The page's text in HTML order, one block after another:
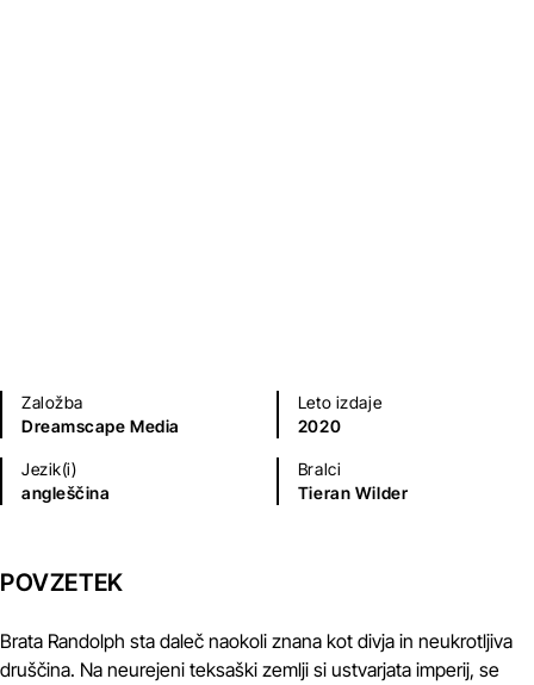
Založba
Dreamscape Media
Leto izdaje
2020
Jezik(i)
angleščina
Bralci
Tieran Wilder
POVZETEK
Brata Randolph sta daleč naokoli znana kot divja in neukrotljiva
druščina. Na neurejeni teksaški zemlji si ustvarjata imperij, se